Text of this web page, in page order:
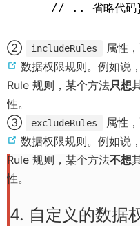
// .. 省略代码
② includeRules 属性
(
o
p
e
n
s
n
w
数据权限规则。例如说
Rule 规则，某个方法只想
性。
③
excludeRules 属性
(
o
p
n
数据权限规则。例如说
Rule 规则，某个方法不想
性。
4. 自定义的数据